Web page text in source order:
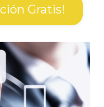
Gratis!